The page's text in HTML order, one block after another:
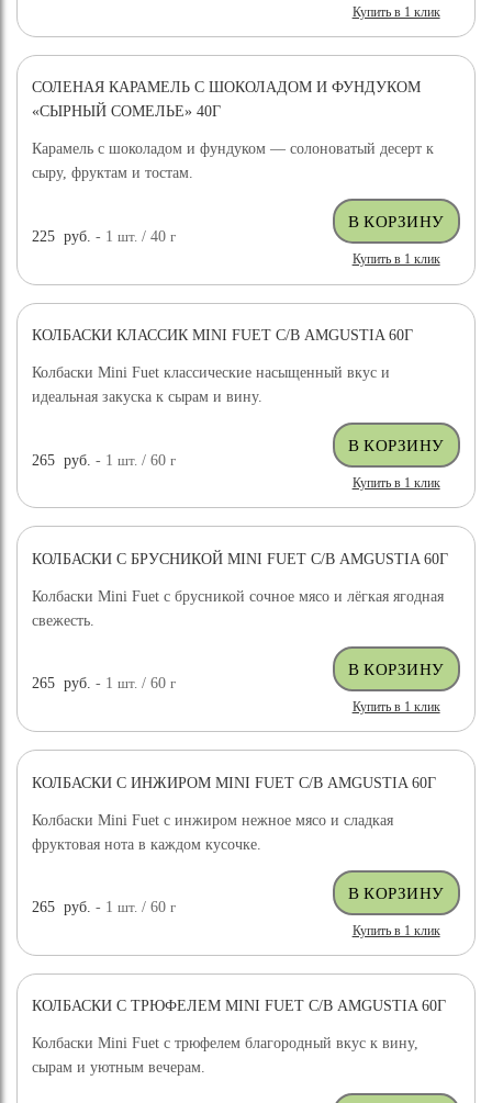
Купить в 1 клик
СОЛЕНАЯ КАРАМЕЛЬ С ШОКОЛАДОМ И ФУНДУКОМ
«СЫРНЫЙ СОМЕЛЬЕ» 40Г
Карамель с шоколадом и фундуком — солоноватый десерт к
сыру, фруктам и тостам.
225 руб. - 1шт. / 40г
Купить в 1 клик
КОЛБАСКИ КЛАССИК MINI FUET С/В AMGUSTIA 60Г
Колбаски Mini Fuet классические насыщенный вкус и
идеальная закуска к сырам и вину.
265 руб. - 1шт. / 60г
Купить в 1 клик
КОЛБАСКИ С БРУСНИКОЙ MINI FUET С/В AMGUSTIA 60Г
Колбаски Mini Fuet с брусникой сочное мясо и лёгкая ягодная
свежесть.
265 руб. - 1шт. / 60г
Купить в 1 клик
КОЛБАСКИ С ИНЖИРОМ MINI FUET С/В AMGUSTIA 60Г
Колбаски Mini Fuet с инжиром нежное мясо и сладкая
фруктовая нота в каждом кусочке.
265 руб. - 1шт. / 60г
Купить в 1 клик
КОЛБАСКИ С ТРЮФЕЛЕМ MINI FUET С/В AMGUSTIA 60Г
Колбаски Mini Fuet с трюфелем благородный вкус к вину,
сырам и уютным вечерам.